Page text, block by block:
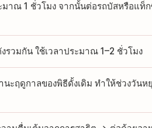
มาณ 1 ชั่วโมง จากนั้นต่อรถบัสหรือแท็
วมกัน ใช้เวลาประมาณ 1–2 ชั่วโมง
ะฤดูกาลของพิธีดั้งเดิม ทำให้ช่วงวันห